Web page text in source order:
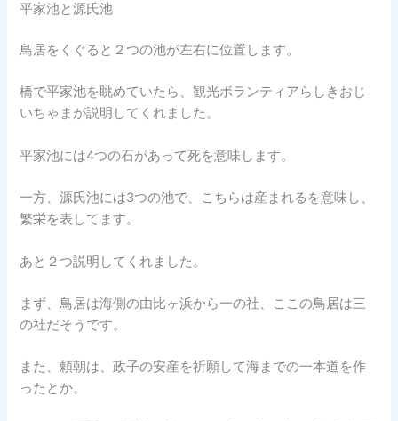
平家池と源氏池
鳥居をくぐると２つの池が左右に位置します。
橋で平家池を眺めていたら、観光ボランティアらしきおじ
いちゃまが説明してくれました。
平家池には4つの石があって死を意味します。
一方、源氏池には3つの池で、こちらは産まれるを意味し、
繁栄を表してます。
あと２つ説明してくれました。
まず、鳥居は海側の由比ヶ浜から一の社、ここの鳥居は三
の社だそうです。
また、頼朝は、政子の安産を祈願して海までの一本道を作
ったとか。